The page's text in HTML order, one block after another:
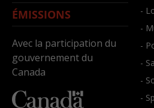
ÉMISSIONS
Avec la participation du
gouvernement du
Canada
-
-
-
-
-
-